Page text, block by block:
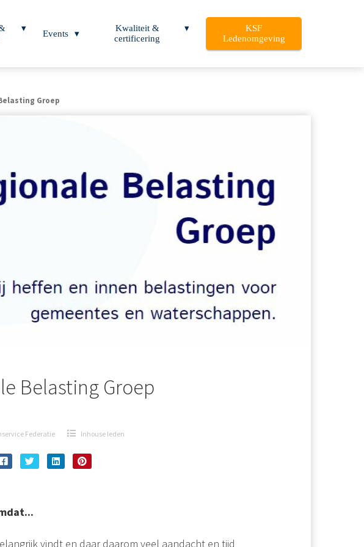
Events
Kwaliteit &
certificering
KSF
Ledenomgeving
Groep
Belasting Groep
Federatie Inhouse leden
vindt en daar daarom veel aandacht en tijd